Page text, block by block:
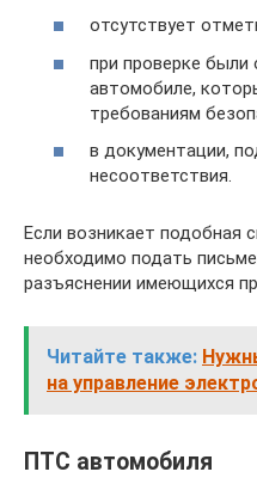
отсутствует
при проверке
автомобиле,
требованиям
в документации,
несоответствия.
Если возникает подобная
необходимо подать
разъяснении имеющихся
Читайте также:
на управление
ПТС автомобиля